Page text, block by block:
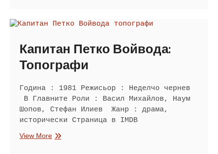
Капитан Петко Войвода:
Топографи
Година : 1981 Режисьор : Неделчо чернев
В Главните Роли : Васил Михайлов, Наум
Шопов, Стефан Илиев Жанр : драма,
исторически Страница в IMDB
View MoreКапитан